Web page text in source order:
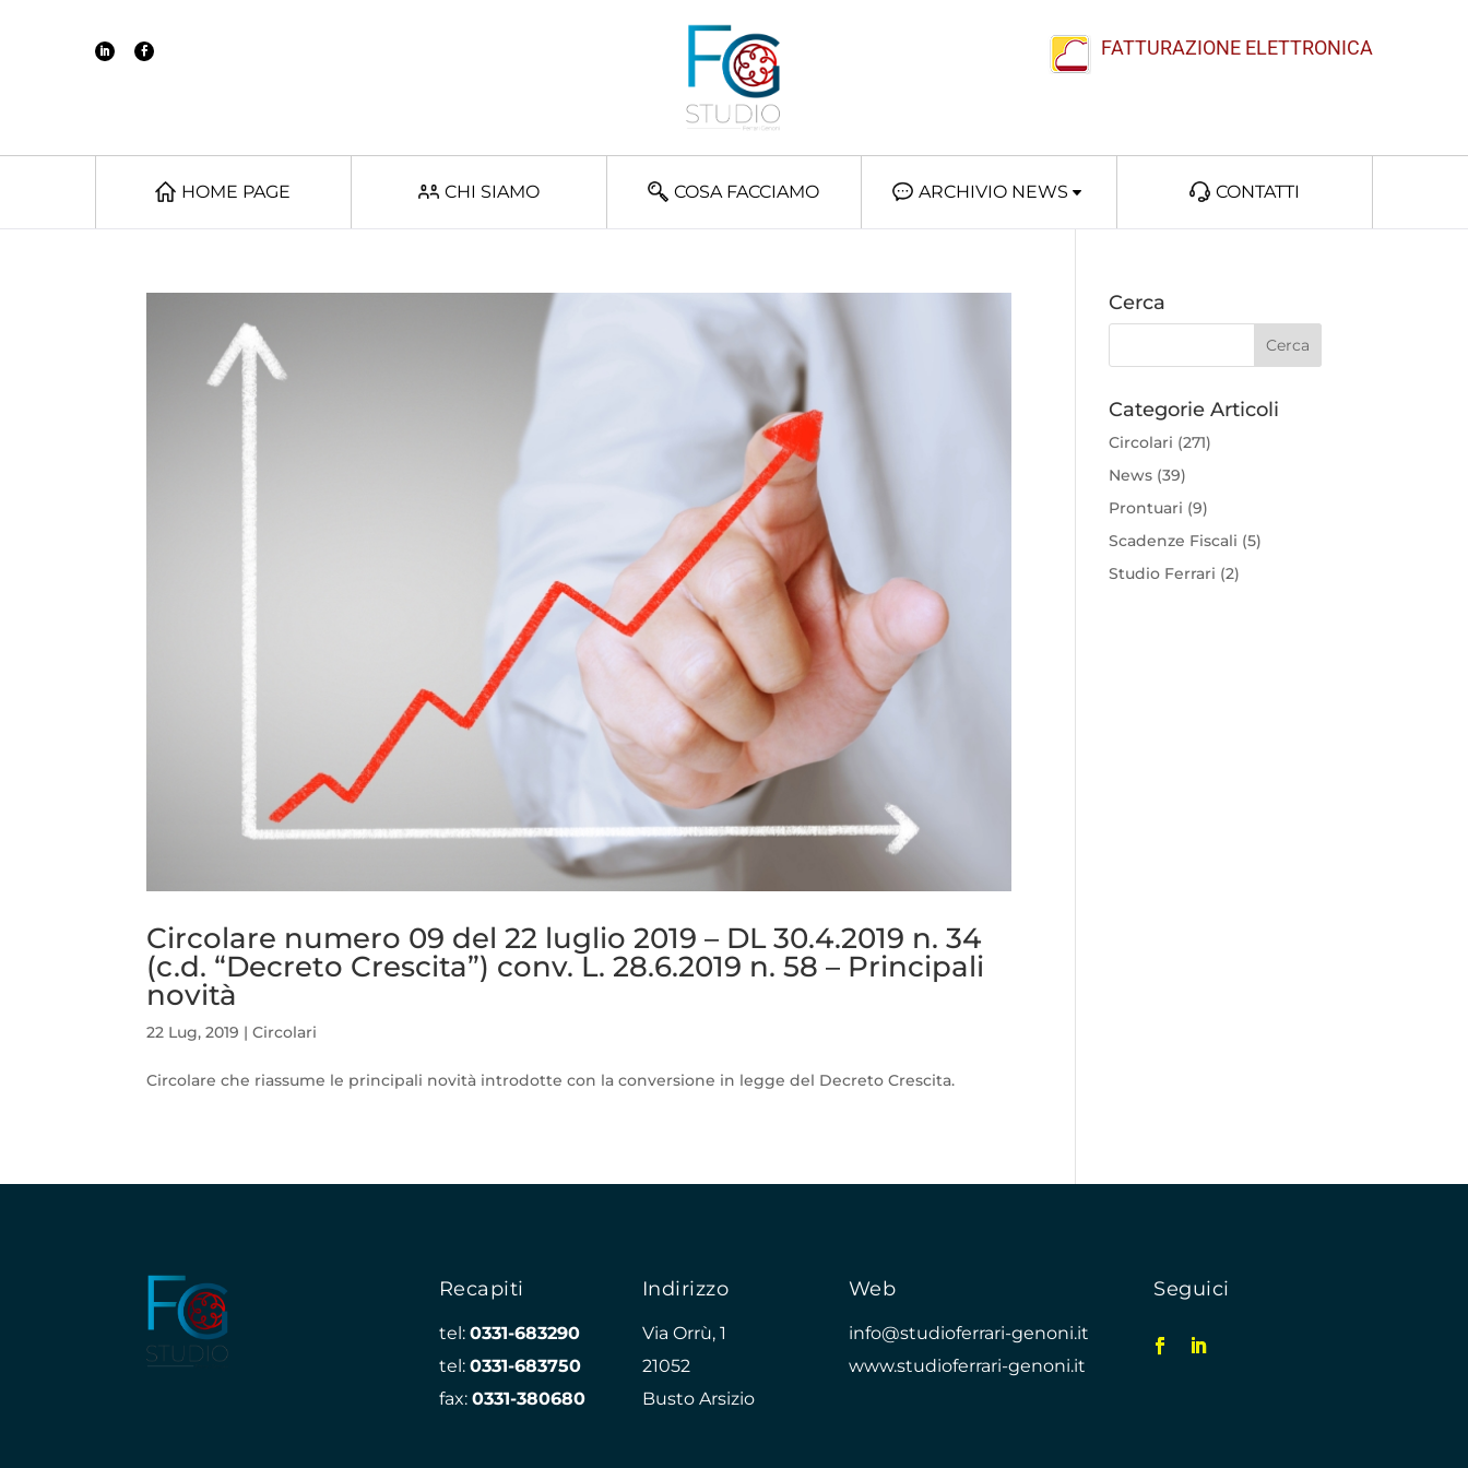
FATTURAZIONE ELETTRONICA
HOME PAGE CHI SIAMO COSA FACCIAMO ARCHIVIO NEWS CONTATTI
Circolare numero 09 del 22 luglio 2019 – DL 30.4.2019 n. 34
(c.d. “Decreto Crescita”) conv. L. 28.6.2019 n. 58 – Principali
novità
22 Lug, 2019 |Circolari
Circolare che riassume le principali novità introdotte con la conversione in legge del Decreto Crescita.
Cerca
Categorie Articoli
Circolari (271)
News (39)
Prontuari (9)
Scadenze Fiscali (5)
Studio Ferrari (2)
Recapiti
tel: 0331-683290
tel: 0331-683750
fax: 0331-380680
Indirizzo
Via Orrù, 1
21052
Busto Arsizio
Web
info@studioferrari-genoni.it
www.studioferrari-genoni.it
Seguici